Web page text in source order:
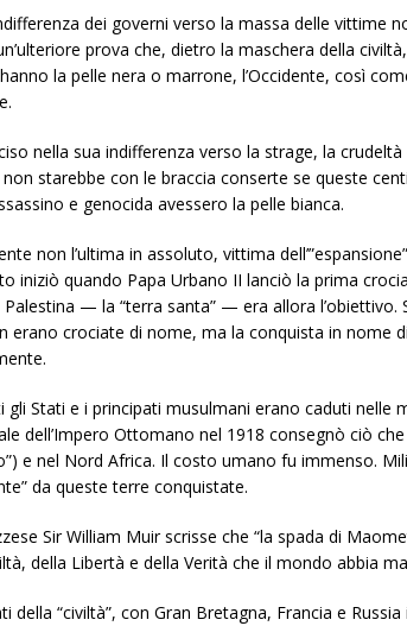
dei governi verso la massa delle vittime
prova che, dietro la maschera della
la pelle nera o marrone, l’Occidente, così
nella sua indifferenza verso la strage, la crudeltà
starebbe con le braccia conserte se queste
e genocida avessero la pelle bianca.
non l’ultima in assoluto, vittima
iniziò quando Papa Urbano II lanciò la prima
Palestina — la “terra santa” — era allora l’obiettivo.
erano crociate di nome, ma la conquista in nome
Stati e i principati musulmani erano caduti nelle
dell’Impero Ottomano nel 1918 consegnò ciò
e nel Nord Africa. Il costo umano fu immenso.
da queste terre conquistate.
Sir William Muir scrisse che “la spada di
della Libertà e della Verità che il mondo abbia
della “civiltà”, con Gran Bretagna, Francia e